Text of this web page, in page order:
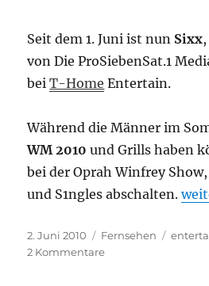
Seit dem 1. Juni ist nun Sixx
von Die ProSiebenSat.1
beiT-Home Entertain.
Während die Männer im
WM 2010 und Grills haben
bei der Oprah Winfrey
und S1ngles abschalten.
Veröffentlicht
am
2. Juni 2010 Kategorien
Fernsehen
2 Kommentarezu